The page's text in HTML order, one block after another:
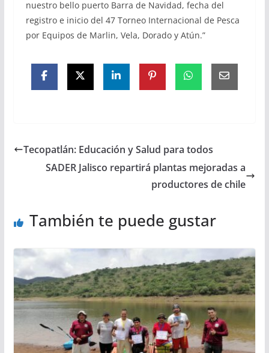
nuestro bello puerto Barra de Navidad, fecha del
registro e inicio del 47 Torneo Internacional de Pesca
por Equipos de Marlin, Vela, Dorado y Atún.”
Tecopatlán: Educación y Salud para todos
SADER Jalisco repartirá plantas mejoradas a
productores de chile
También te puede gustar